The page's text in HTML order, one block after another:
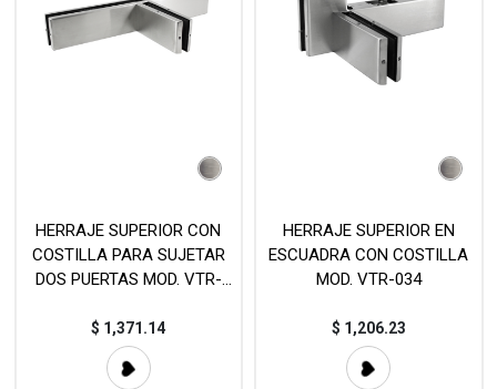
HERRAJE SUPERIOR CON
COSTILLA PARA SUJETAR
DOS PUERTAS MOD. VTR-
$ 1,371.14
HERRAJE SUPERIOR EN
ESCUADRA CON COSTILLA
MOD. VTR-034
$ 1,206.23